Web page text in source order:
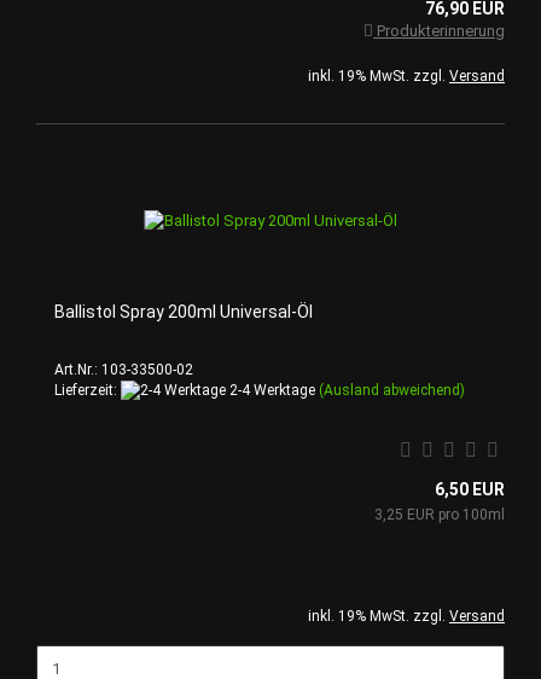
76,90 EUR
Produkterinnerung
inkl. 19% MwSt. zzgl. Versand
Ballistol Spray 200ml Universal-Öl
Art.Nr.: 103-33500-02
Lieferzeit:
2-4 Werktage (Ausland abweichend)
6,50 EUR
3,25 EUR pro 100ml
inkl. 19% MwSt. zzgl. Versand